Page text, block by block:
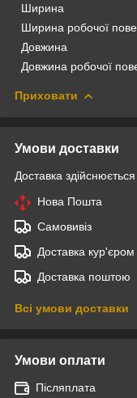
Ширина
Ширина робочої
Довжина
Довжина робочої
Приховати
Умови доставки
Доставка
Нова Пошта
Самовивіз
Доставка кур'єром
Доставка поштою
Всі умови доставки
Умови оплати
Післяплата